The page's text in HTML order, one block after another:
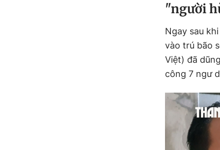
"người
Ngay sau
vào trú bão
Việt) đã
công 7 ngư